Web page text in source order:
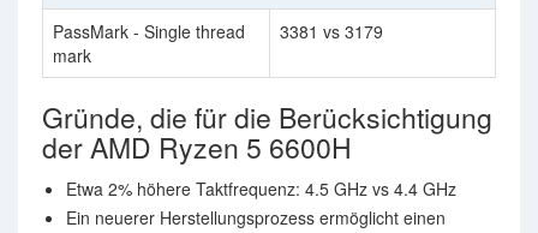
PassMark - Single thread
mark
3381 vs 3179
Gründe, die für die Berücksichtigung
der AMD Ryzen 5 6600H
Etwa 2% höhere Taktfrequenz: 4.5 GHz vs 4.4 GHz
Ein neuerer Herstellungsprozess ermöglicht einen